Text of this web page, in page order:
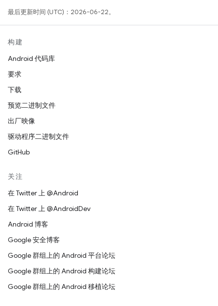
最后更新时间 (UTC)：2026-06-22。
构建
Android 代码库
要求
下载
预览二进制文件
出厂映像
驱动程序二进制文件
GitHub
关注
在 Twitter 上 @Android
在 Twitter 上 @AndroidDev
Android 博客
Google 安全博客
Google 群组上的 Android 平台论坛
Google 群组上的 Android 构建论坛
Google 群组上的 Android 移植论坛